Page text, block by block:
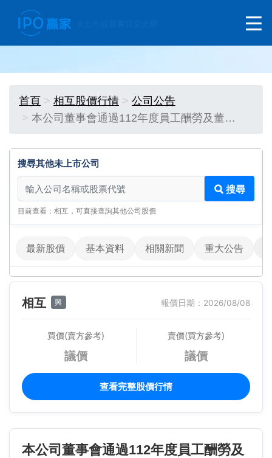
首頁 相互股價行情
公司公告
本公司董事會通過112年度員工酬勞及董…
搜尋其他未上市公司
搜尋其他未上市公司
搜尋
目前查看：相互，可直接查詢其他公司股價
最新股價 基本資料 相關新聞 重大公告
相互 興 報價日期：2026/08/08
買價(賣方參考)
議價
賣價(買方參考)
議價
查看完整股價行情
本公司董事會通過112年度員工酬勞及